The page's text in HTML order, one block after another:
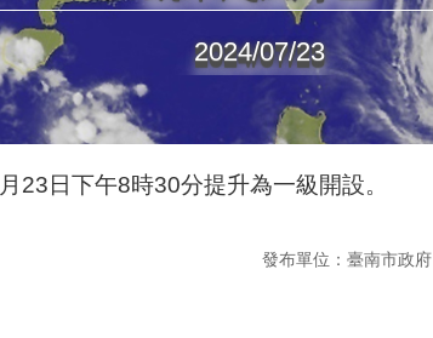
2024/07/23
23日下午8時30分提升為一級開設。
發布單位：臺南市政府